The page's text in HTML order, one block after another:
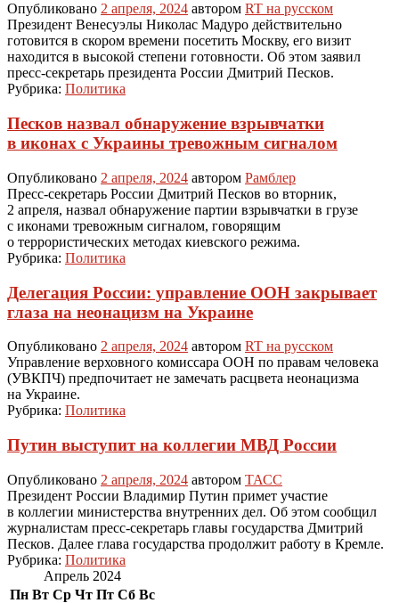
Опубликовано 2 апреля, 2024 автором RT на русском
Президент Венесуэлы Николас Мадуро действительно
готовится в скором времени посетить Москву, его визит
находится в высокой степени готовности. Об этом заявил
пресс-секретарь президента России Дмитрий Песков.
Рубрика: Политика
Песков назвал обнаружение взрывчатки
в иконах с Украины тревожным сигналом
Опубликовано 2 апреля, 2024 автором Рамблер
Пресс-секретарь России Дмитрий Песков во вторник,
2 апреля, назвал обнаружение партии взрывчатки в грузе
с иконами тревожным сигналом, говорящим
о террористических методах киевского режима.
Рубрика: Политика
Делегация России: управление ООН закрывает
глаза на неонацизм на Украине
Опубликовано 2 апреля, 2024 автором RT на русском
Управление верховного комиссара ООН по правам человека
(УВКПЧ) предпочитает не замечать расцвета неонацизма
на Украине.
Рубрика: Политика
Путин выступит на коллегии МВД России
Опубликовано 2 апреля, 2024 автором ТАСС
Президент России Владимир Путин примет участие
в коллегии министерства внутренних дел. Об этом сообщил
журналистам пресс-секретарь главы государства Дмитрий
Песков. Далее глава государства продолжит работу в Кремле.
Рубрика: Политика
Апрель 2024
Пн Вт Ср Чт Пт Сб Вс